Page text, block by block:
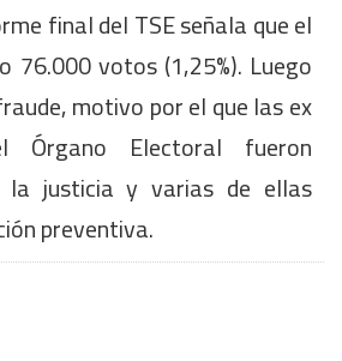
final del TSE señala que el
76.000 votos (1,25%). Luego
motivo por el que las ex
Órgano Electoral fueron
la justicia y varias de ellas
preventiva.